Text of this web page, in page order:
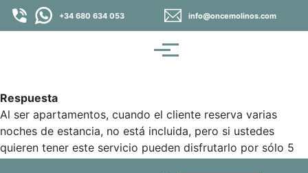
Pasar al contenido principal
+34 680 634 053 info@oncemolinos.com
Menú
Respuesta
Al ser apartamentos, cuando el cliente reserva varias
noches de estancia, no está incluida, pero si ustedes
quieren tener este servicio pueden disfrutarlo por sólo 5